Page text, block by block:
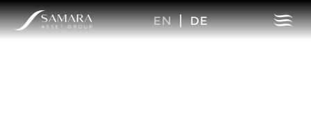
EN | DE